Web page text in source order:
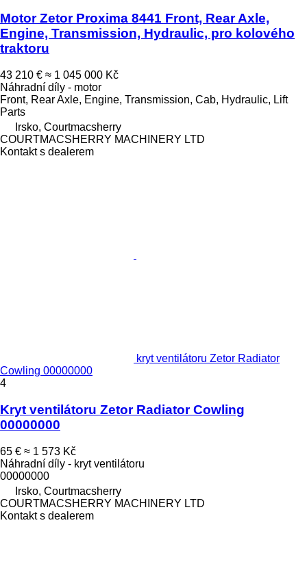
Motor Zetor Proxima 8441 Front, Rear Axle,
Engine, Transmission, Hydraulic, pro kolového
traktoru
43 210 € ≈ 1 045 000 Kč
Náhradní díly - motor
Front, Rear Axle, Engine, Transmission, Cab, Hydraulic, Lift
Parts
Irsko, Courtmacsherry
COURTMACSHERRY MACHINERY LTD
Kontakt s dealerem
kryt ventilátoru Zetor Radiator
Cowling 00000000
4
Kryt ventilátoru Zetor Radiator Cowling
00000000
65 € ≈ 1 573 Kč
Náhradní díly - kryt ventilátoru
00000000
Irsko, Courtmacsherry
COURTMACSHERRY MACHINERY LTD
Kontakt s dealerem